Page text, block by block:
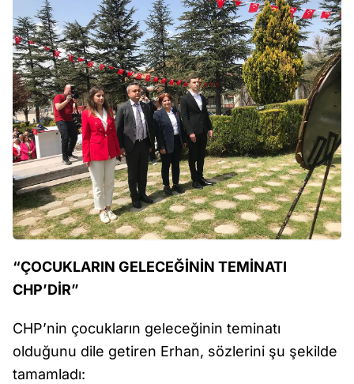
“ÇOCUKLARIN GELECEĞİNİN TEMİNATI
CHP’DİR”
CHP’nin çocukların geleceğinin teminatı
olduğunu dile getiren Erhan, sözlerini şu şekilde
tamamladı: